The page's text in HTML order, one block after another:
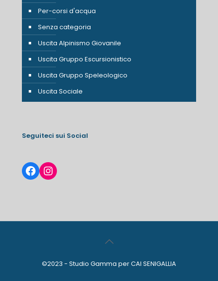
Per-corsi d'acqua
Senza categoria
Uscita Alpinismo Giovanile
Uscita Gruppo Escursionistico
Uscita Gruppo Speleologico
Uscita Sociale
Seguiteci sui Social
Facebook
Instagram
©2023 - Studio Gamma per CAI SENIGALLIA